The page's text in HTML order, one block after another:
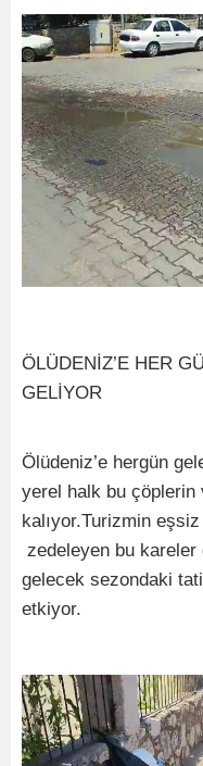
ÖLÜDENİZ’E HER
GELİYOR
Ölüdeniz’e hergün
yerel halk bu çöplerin
kalıyor.Turizmin
zedeleyen bu
gelecek sezondaki
etkiyor.